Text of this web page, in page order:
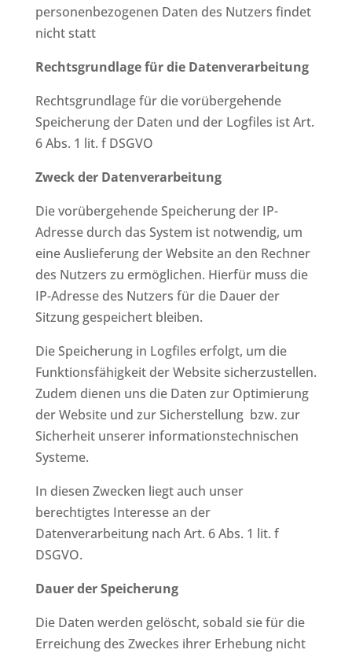
personenbezogenen Daten des Nutzers findet
nicht statt
Rechtsgrundlage für die Datenverarbeitung
Rechtsgrundlage für die vorübergehende
Speicherung der Daten und der Logfiles ist Art.
6 Abs. 1 lit. f DSGVO
Zweck der Datenverarbeitung
Die vorübergehende Speicherung der IP-
Adresse durch das System ist notwendig, um
eine Auslieferung der Website an den Rechner
des Nutzers zu ermöglichen. Hierfür muss die
IP-Adresse des Nutzers für die Dauer der
Sitzung gespeichert bleiben.
Die Speicherung in Logfiles erfolgt, um die
Funktionsfähigkeit der Website sicherzustellen.
Zudem dienen uns die Daten zur Optimierung
der Website und zur Sicherstellung bzw. zur
Sicherheit unserer informationstechnischen
Systeme.
In diesen Zwecken liegt auch unser
berechtigtes Interesse an der
Datenverarbeitung nach Art. 6 Abs. 1 lit. f
DSGVO.
Dauer der Speicherung
Die Daten werden gelöscht, sobald sie für die
Erreichung des Zweckes ihrer Erhebung nicht